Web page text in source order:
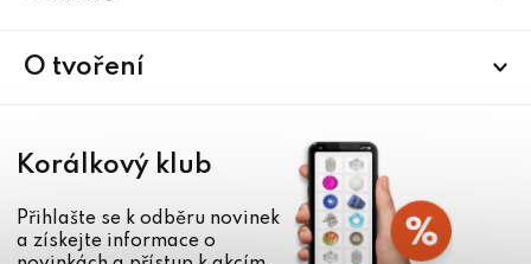
O tvoření
Korálkový klub
Přihlašte se k odběru novinek
a získejte informace o